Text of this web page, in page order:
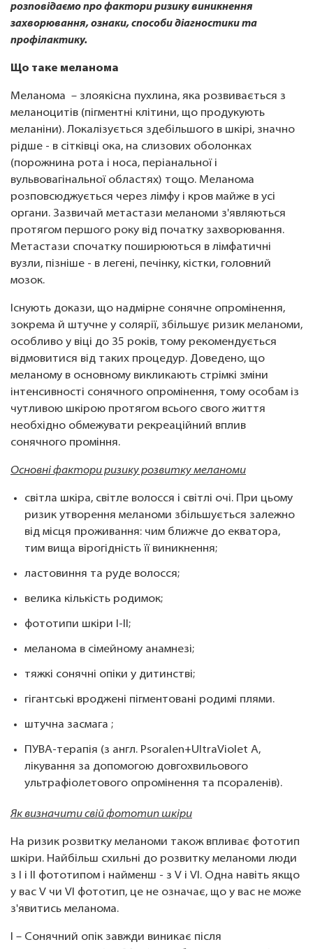
розповідаємо про фактори ризику виникнення
захворювання, ознаки, способи діагностики та
профілактику.
Що таке меланома
Меланома – злоякісна пухлина, яка розвивається з
меланоцитів (пігментні клітини, що продукують
меланіни). Локалізується здебільшого в шкірі, значно
рідше - в сітківці ока, на слизових оболонках
(порожнина рота і носа, періанальної і
вульвовагінальної областях) тощо. Меланома
розповсюджується через лімфу і кров майже в усі
органи. Зазвичай метастази меланоми з'являються
протягом першого року від початку захворювання.
Метастази спочатку поширюються в лімфатичні
вузли, пізніше - в легені, печінку, кістки, головний
мозок.
Існують докази, що надмірне сонячне опромінення,
зокрема й штучне у солярії, збільшує ризик меланоми,
особливо у віці до 35 років, тому рекомендується
відмовитися від таких процедур. Доведено, що
меланому в основному викликають стрімкі зміни
інтенсивності сонячного опромінення, тому особам із
чутливою шкірою протягом всього свого життя
необхідно обмежувати рекреаційний вплив
сонячного проміння.
Основні фактори ризику розвитку меланоми
світла шкіра, світле волосся і світлі очі. При цьому
ризик утворення меланоми збільшується залежно
від місця проживання: чим ближче до екватора,
тим вища вірогідність її виникнення;
ластовиння та руде волосся;
велика кількість родимок;
фототипи шкіри I-II;
меланома в сімейному анамнезі;
тяжкі сонячні опіки у дитинстві;
гігантські вроджені пігментовані родимі плями.
штучна засмага ;
ПУВА-терапія (з англ. Psoralen+UltraViolet A,
лікування за допомогою довгохвильового
ультрафіолетового опромінення та псораленів).
Як визначити свій фототип шкіри
На ризик розвитку меланоми також впливає фототип
шкіри. Найбільш схильні до розвитку меланоми люди
з I і II фототипом і найменш - з V і VI. Одна навіть якщо
у вас V чи VI фототип, це не означає, що у вас не може
з'явитись меланома.
I – Сонячний опік завжди виникає після